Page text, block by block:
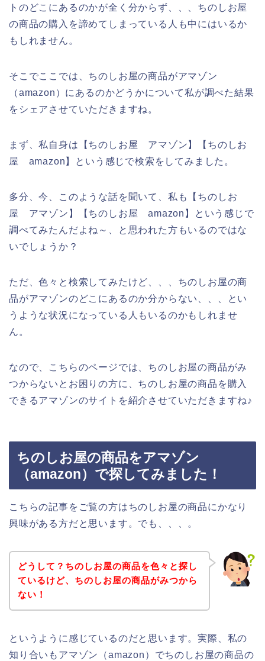
トのどこにあるのかが全く分からず、、、ちのしお屋
の商品の購入を諦めてしまっている人も中にはいるか
もしれません。
そこでここでは、ちのしお屋の商品がアマゾン
（amazon）にあるのかどうかについて私が調べた結果
をシェアさせていただきますね。
まず、私自身は【ちのしお屋 アマゾン】【ちのしお
屋 amazon】という感じで検索をしてみました。
多分、今、このような話を聞いて、私も【ちのしお
屋 アマゾン】【ちのしお屋 amazon】という感じで
調べてみたんだよね～、と思われた方もいるのではな
いでしょうか？
ただ、色々と検索してみたけど、、、ちのしお屋の商
品がアマゾンのどこにあるのか分からない、、、とい
うような状況になっている人もいるのかもしれませ
ん。
なので、こちらのページでは、ちのしお屋の商品がみ
つからないとお困りの方に、ちのしお屋の商品を購入
できるアマゾンのサイトを紹介させていただきますね♪
ちのしお屋の商品をアマゾン
（amazon）で探してみました！
こちらの記事をご覧の方はちのしお屋の商品にかなり
興味がある方だと思います。でも、、、。
どうして？ちのしお屋の商品を色々と探し
ているけど、ちのしお屋の商品がみつから
ない！
というように感じているのだと思います。実際、私の
知り合いもアマゾン（amazon）でちのしお屋の商品の